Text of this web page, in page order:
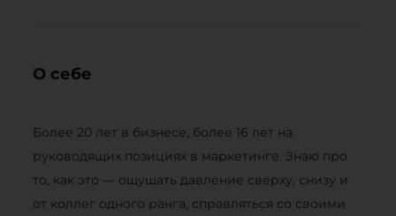
О себе
Более 20 лет в бизнесе, более 16 лет на
руководящих позициях в маркетинге. Знаю про
то, как это — ощущать давление сверху, снизу и
от коллег одного ранга, справляться со своими